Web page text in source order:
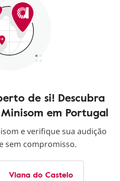
de si! Descubra
em Portugal
e verifique sua audição
sem compromisso.
Viana do Castelo